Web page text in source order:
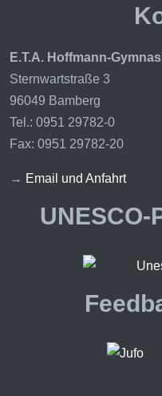
E.T.A. Hoffmann-
Sternwartstraße 3
96049 Bamberg
Tel.: 0951 29782-0
Fax: 0951 29782-20
→ Email und Anfahrt